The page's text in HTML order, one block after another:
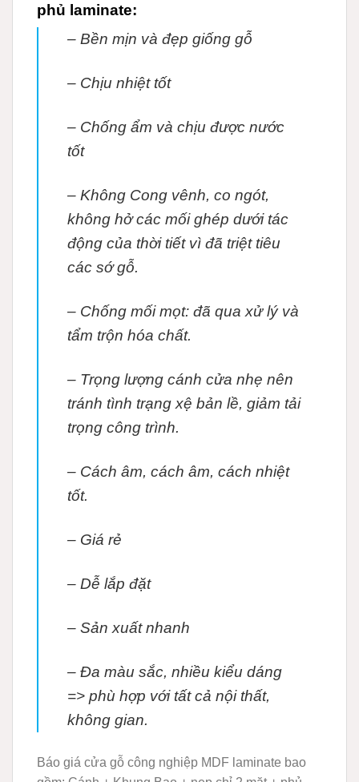
phủ laminate:
– Bền mịn và đẹp giống gỗ
– Chịu nhiệt tốt
– Chống ẩm và chịu được nước
tốt
– Không Cong vênh, co ngót,
không hở các mối ghép dưới tác
động của thời tiết vì đã triệt tiêu
các sớ gỗ.
– Chống mối mọt: đã qua xử lý và
tẩm trộn hóa chất.
– Trọng lượng cánh cửa nhẹ nên
tránh tình trạng xệ bản lề, giảm tải
trọng công trình.
– Cách âm, cách âm, cách nhiệt
tốt.
– Giá rẻ
– Dễ lắp đặt
– Sản xuất nhanh
– Đa màu sắc, nhiều kiểu dáng
=> phù hợp với tất cả nội thất,
không gian.
Báo giá cửa gỗ công nghiệp MDF laminate bao